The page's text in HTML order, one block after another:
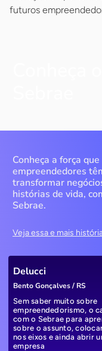
futuros
Conheça a força que
empreendedores
transformar
histórias de vida,
Sebrae.
Veja essa e mais
Delucci
Bento Gonçalves / RS
Sem saber muito sobre
empreendedorismo, o
com o Sebrae para
sobre o assunto,
nos eixos e ainda abrir
empresa